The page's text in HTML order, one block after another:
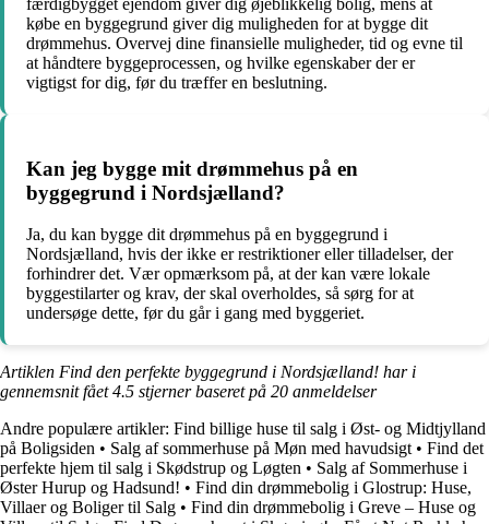
færdigbygget ejendom giver dig øjeblikkelig bolig, mens at
købe en byggegrund giver dig muligheden for at bygge dit
drømmehus. Overvej dine finansielle muligheder, tid og evne til
at håndtere byggeprocessen, og hvilke egenskaber der er
vigtigst for dig, før du træffer en beslutning.
Kan jeg bygge mit drømmehus på en
byggegrund i Nordsjælland?
Ja, du kan bygge dit drømmehus på en byggegrund i
Nordsjælland, hvis der ikke er restriktioner eller tilladelser, der
forhindrer det. Vær opmærksom på, at der kan være lokale
byggestilarter og krav, der skal overholdes, så sørg for at
undersøge dette, før du går i gang med byggeriet.
Artiklen Find den perfekte byggegrund i Nordsjælland! har i
gennemsnit fået4.5 stjerner baseret på 20 anmeldelser
Andre populære artikler: Find billige huse til salg i Øst- og Midtjylland
på Boligsiden • Salg af sommerhuse på Møn med havudsigt• Find det
perfekte hjem til salg i Skødstrup og Løgten • Salg af Sommerhuse i
Øster Hurup og Hadsund! • Find din drømmebolig i Glostrup: Huse,
Villaer og Boliger til Salg • Find din drømmebolig i Greve – Huse og